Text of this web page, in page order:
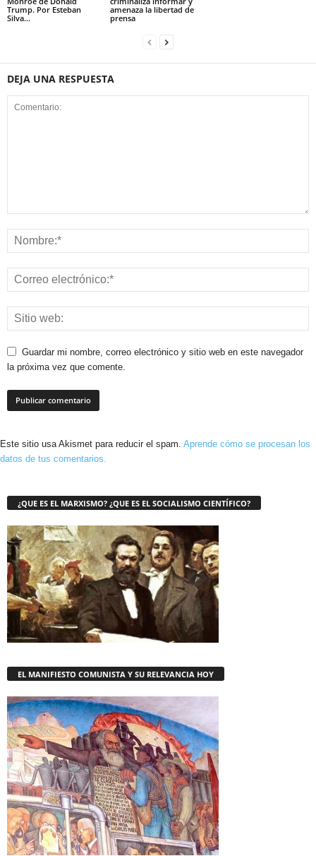
Trump. Por Esteban
Silva...
amenaza la libertad de
prensa
DEJA UNA RESPUESTA
Guardar mi nombre, correo electrónico y sitio web en este navegador
la próxima vez que comente.
Este sitio usa Akismet para reducir el spam. Aprende cómo se procesan los
datos de tus comentarios.
¿QUE ES EL MARXISMO? ¿QUE ES EL SOCIALISMO CIENTÍFICO?
EL MANIFIESTO COMUNISTA Y SU RELEVANCIA HOY